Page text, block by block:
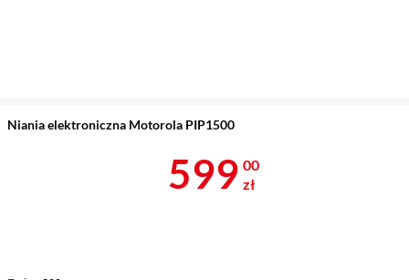
Niania elektroniczna Motorola PIP1500
Cena 599 zł
599 00
zł